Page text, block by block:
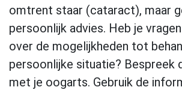
omtrent staar (cataract), maar
persoonlijk advies. Heb je
over de mogelijkheden tot
persoonlijke situatie? Bespreek
met je oogarts. Gebruik de